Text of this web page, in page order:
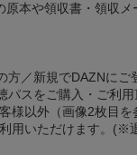
本や領収書・領収メ
方／新規でDAZNにご
パスをご購入・ご利
様以外（画像2枚目を
用いただけます。(※